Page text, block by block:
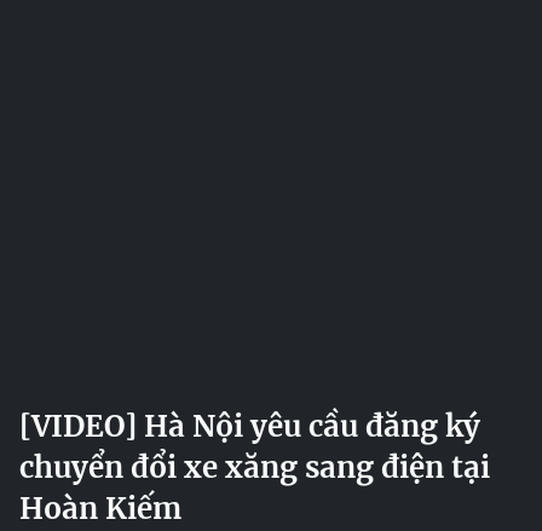
[VIDEO] Hà Nội yêu cầu đăng ký
chuyển đổi xe xăng sang điện tại
Hoàn Kiếm